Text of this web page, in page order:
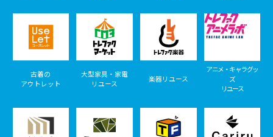
古着の
アウトレット
大型家具・家電
リユース
楽器リユース
アニメ・キャラグッ
ズ
リユース